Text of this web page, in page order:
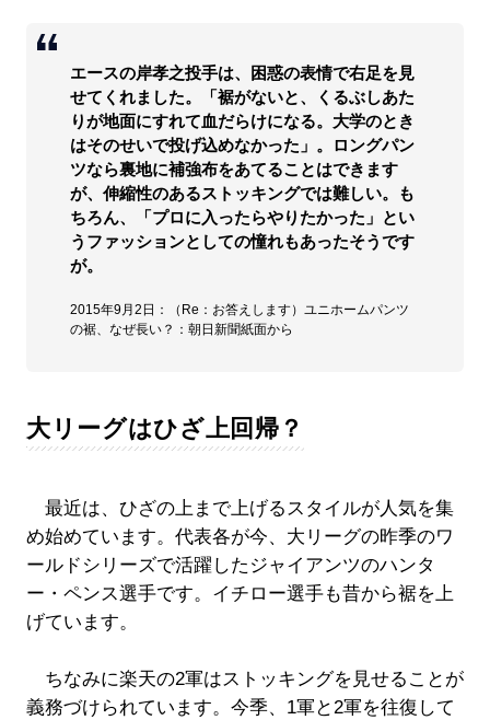
エースの岸孝之投手は、困惑の表情で右足を見
せてくれました。「裾がないと、くるぶしあた
りが地面にすれて血だらけになる。大学のとき
はそのせいで投げ込めなかった」。ロングパン
ツなら裏地に補強布をあてることはできます
が、伸縮性のあるストッキングでは難しい。も
ちろん、「プロに入ったらやりたかった」とい
うファッションとしての憧れもあったそうです
が。
2015年9月2日：（Re：お答えします）ユニホームパンツ
の裾、なぜ長い？：朝日新聞紙面から
大リーグはひざ上回帰？
最近は、ひざの上まで上げるスタイルが人気を集
め始めています。代表各が今、大リーグの昨季のワ
ールドシリーズで活躍したジャイアンツのハンタ
ー・ペンス選手です。イチロー選手も昔から裾を上
げています。
ちなみに楽天の2軍はストッキングを見せることが
義務づけられています。今季、1軍と2軍を往復して